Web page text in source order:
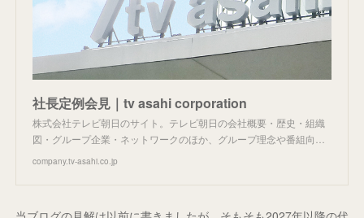
社長定例会見｜tv asahi corporation
株式会社テレビ朝日のサイト。テレビ朝日の会社概要・歴史・組織
図・グループ企業・ネットワークのほか、グループ理念や番組向…
company.tv-asahi.co.jp